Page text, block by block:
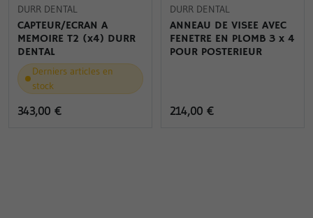
DURR DENTAL
CAPTEUR/ECRAN A
MEMOIRE T2 (x4) DURR
DENTAL
Derniers articles en
stock
343,00 €
DURR DENTAL
ANNEAU DE VISEE AVEC
FENETRE EN PLOMB 3 x 4
POUR POSTERIEUR
214,00 €